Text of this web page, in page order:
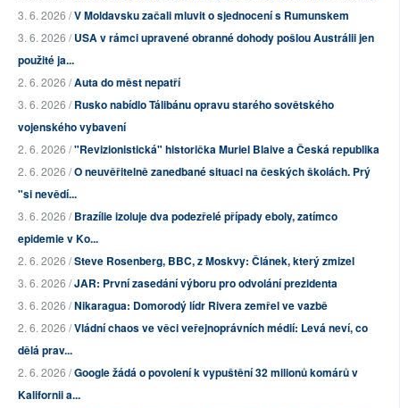
3. 6. 2026 /V Moldavsku začali mluvit o sjednocení s Rumunskem
3. 6. 2026 /USA v rámci upravené obranné dohody pošlou Austrálii jen
použité ja...
2. 6. 2026 /Auta do měst nepatří
3. 6. 2026 /Rusko nabídlo Tálibánu opravu starého sovětského
vojenského vybavení
2. 6. 2026 /"Revizionistická" historička Muriel Blaive a Česká republika
2. 6. 2026 /O neuvěřitelně zanedbané situaci na českých školách. Prý
"si nevědí...
3. 6. 2026 /Brazílie izoluje dva podezřelé případy eboly, zatímco
epidemie v Ko...
2. 6. 2026 /Steve Rosenberg, BBC, z Moskvy: Článek, který zmizel
3. 6. 2026 /JAR: První zasedání výboru pro odvolání prezidenta
3. 6. 2026 /Nikaragua: Domorodý lídr Rivera zemřel ve vazbě
2. 6. 2026 /Vládní chaos ve věci veřejnoprávních médií: Levá neví, co
dělá prav...
2. 6. 2026 /Google žádá o povolení k vypuštění 32 milionů komárů v
Kalifornii a...